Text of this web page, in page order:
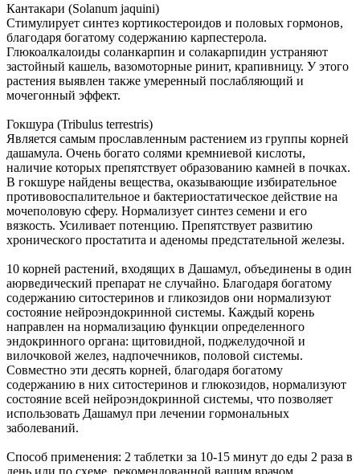
Кантакари (Solanum jaquini)
Стимулирует синтез кортикостероидов и половых гормонов,
благодаря богатому содержанию карпестерола.
Глюкоалкалоиды соланкарпин и солакарпидин устраняют
застойный кашель, вазомоторные ринит, крапивницу. У этого
растения выявлен также умеренный послабляющий и
мочегонный эффект.
Гокшура (Tribulus terrestris)
Является самым прославленным растением из группы корней
дашамула. Очень богато солями кремниевой кислоты,
наличие которых препятствует образованию камней в почках.
В гокшуре найдены вещества, оказывающие избирательное
противовоспалительное и бактериостатическое действие на
мочеполовую сферу. Нормализует синтез семени и его
вязкость. Усиливает потенцию. Препятствует развитию
хронического простатита и аденомы предстательной железы.
10 корней растений, входящих в Дашамул, объединены в один
аюрведический препарат не случайно. Благодаря богатому
содержанию ситостеринов и гликозидов они нормализуют
состояние нейроэндокринной системы. Каждый корень
направлен на нормализацию функции определенного
эндокринного органа: щитовидной, поджелудочной и
вилочковой желез, надпочечников, половой системы.
Совместно эти десять корней, благодаря богатому
содержанию в них ситостеринов и глюкозидов, нормализуют
состояние всей нейроэндокринной системы, что позволяет
использовать Дашамул при лечении гормональных
заболеваний.
Способ применения: 2 таблетки за 10-15 минут до еды 2 раза в
день или по схеме, рекомендованной вашим врачом.